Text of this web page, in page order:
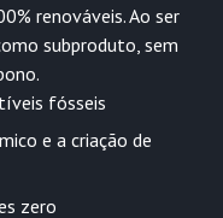
renováveis. Ao ser
subproduto, sem
fósseis
e a criação de
zero